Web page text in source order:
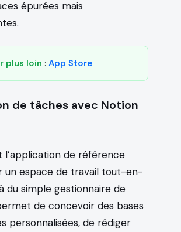
épurées mais
plus loin : App Store
de tâches avec Notion
l’application de référence
un espace de travail tout-en-
du simple gestionnaire de
de concevoir des bases
personnalisées, de rédiger